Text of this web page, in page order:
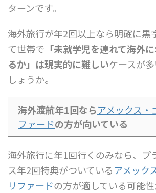
ターンです。
海外旅行が年2回以上なら明確に黒
て世帯で 「未就学児を連れて海外
るか」は現実的に難しいケースが
しょうか。
海外渡航年1回ならアメックス・
ファードの方が向いている
海外旅行に年1回行くのみなら、プ
ス年2回特典がついているアメック
リファードの方が適している可能性